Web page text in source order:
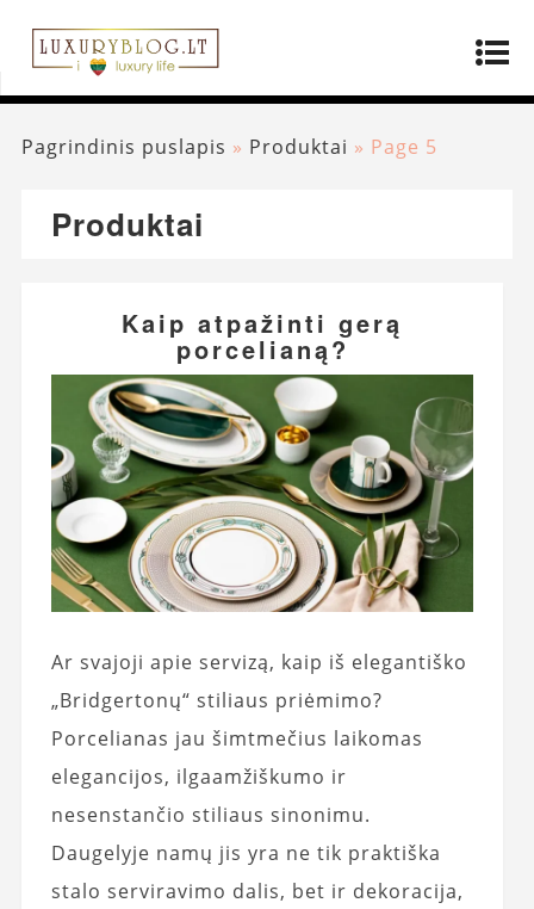
Pagrindinis puslapis » Produktai » Page 5
Produktai
Kaip atpažinti gerą
porcelianą?
Ar svajoji apie servizą, kaip iš elegantiško
„Bridgertonų“ stiliaus priėmimo?
Porcelianas jau šimtmečius laikomas
elegancijos, ilgaamžiškumo ir
nesenstančio stiliaus sinonimu.
Daugelyje namų jis yra ne tik praktiška
stalo serviravimo dalis, bet ir dekoracija,